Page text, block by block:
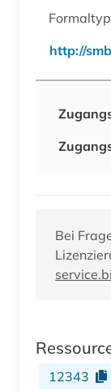
Formaltyp
http://
Bei
12343